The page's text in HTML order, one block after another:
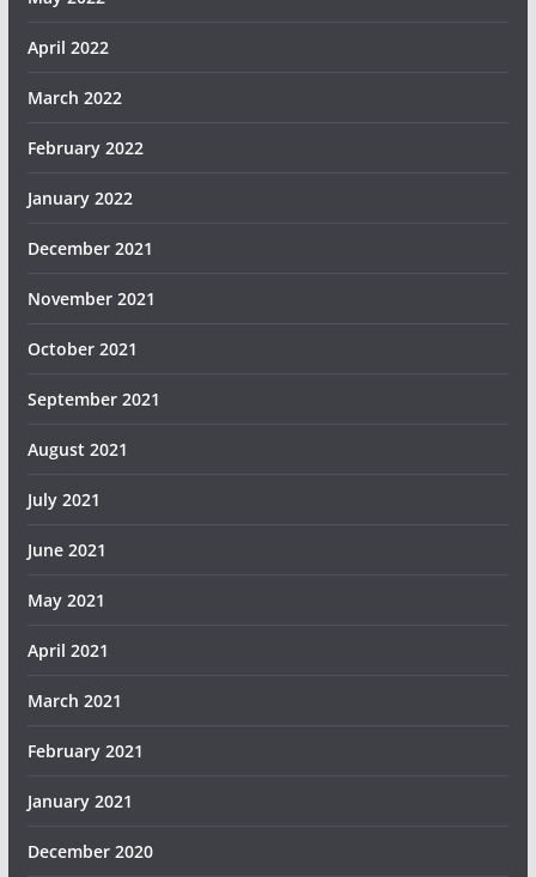
April 2022
March 2022
February 2022
January 2022
December 2021
November 2021
October 2021
September 2021
August 2021
July 2021
June 2021
May 2021
April 2021
March 2021
February 2021
January 2021
December 2020